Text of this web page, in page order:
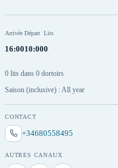
Arrivée
16:00
Départ
10:00
Lits
0
0 lits dans 0 dortoirs
Saison (inclusive) : All year
CONTACT
+34680558495
AUTRES CANAUX